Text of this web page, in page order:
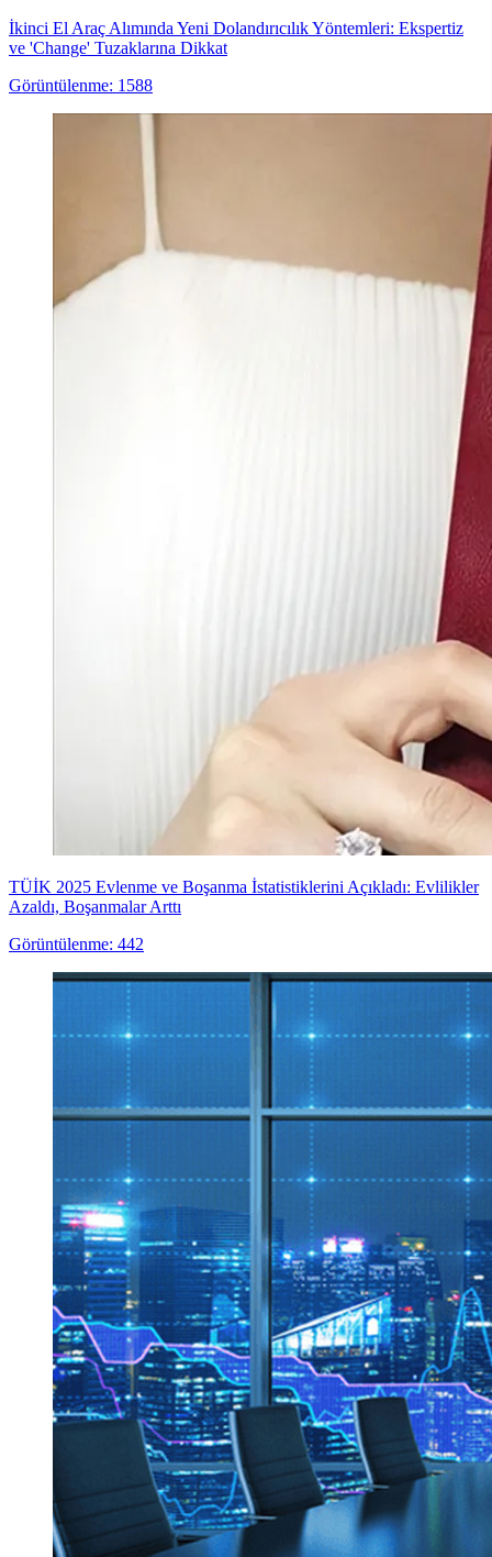
İkinci El Araç Alımında Yeni Dolandırıcılık Yöntemleri: Ekspertiz
ve 'Change' Tuzaklarına Dikkat
Görüntülenme: 1588
TÜİK 2025 Evlenme ve Boşanma İstatistiklerini Açıkladı: Evlilikler
Azaldı, Boşanmalar Arttı
Görüntülenme: 442